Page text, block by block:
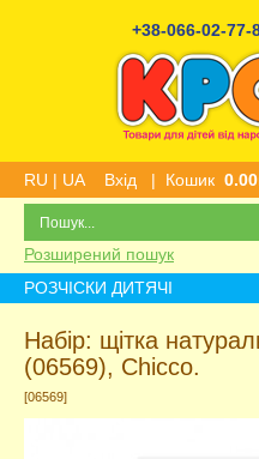
+38-066-02-77-
RU | UA Вхід | Кошик
Розширений пошук
РОЗЧІСКИ ДИТЯЧІ
Набір: щітка
(06569), Chicco.
[06569]